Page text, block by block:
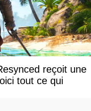
reçoit une
tout ce qui